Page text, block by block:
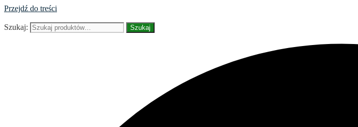
Przejdź do treści
Szukaj: Szukaj